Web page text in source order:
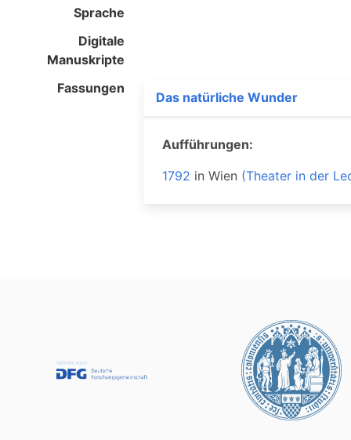
Sprache
Digitale
Manuskripte
Fassungen
Das natürliche Wunder
Aufführungen:
1792 inWien (Theater in der